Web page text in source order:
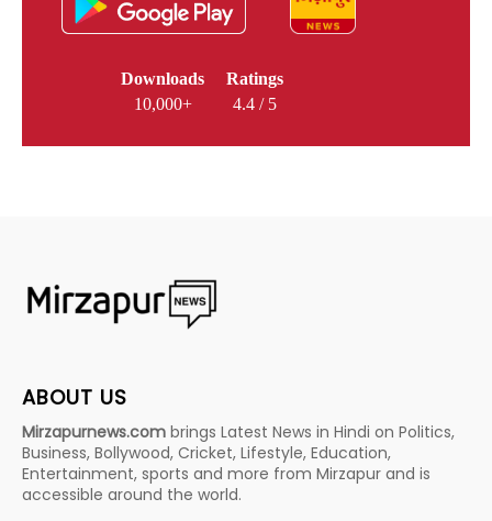
Downloads
10,000+
Ratings
4.4 / 5
ABOUT US
Mirzapurnews.com brings Latest News in Hindi on Politics,
Business, Bollywood, Cricket, Lifestyle, Education,
Entertainment, sports and more from Mirzapur and is
accessible around the world.